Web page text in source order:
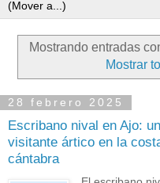
Mostrando entradas
Mostrar
28 febrero 2025
Escribano nival en Ajo: un
visitante ártico en la
cántabra